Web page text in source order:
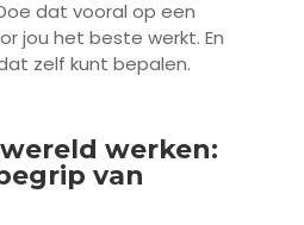
dat vooral op een
jou het beste werkt. En
zelf kunt bepalen.
werken:
van